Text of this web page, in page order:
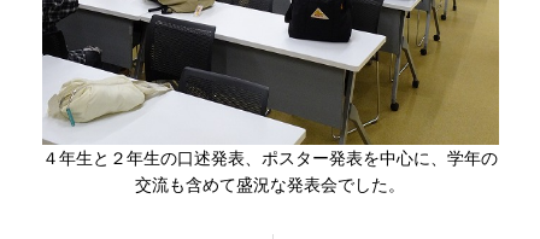
４年生と２年生の口述発表、ポスター発表を中心に、学年の
交流も含めて盛況な発表会でした。